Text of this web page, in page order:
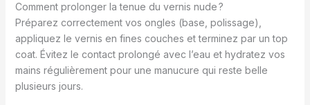
Comment prolonger la tenue du vernis nude ?
Préparez correctement vos ongles (base, polissage),
appliquez le vernis en fines couches et terminez par un top
coat. Évitez le contact prolongé avec l’eau et hydratez vos
mains régulièrement pour une manucure qui reste belle
plusieurs jours.